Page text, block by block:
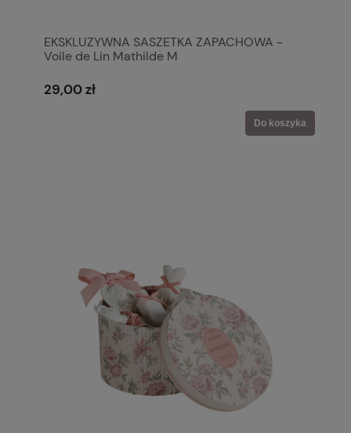
EKSKLUZYWNA SASZETKA ZAPACHOWA -
Voile de Lin Mathilde M
29,00 zł
Do koszyka